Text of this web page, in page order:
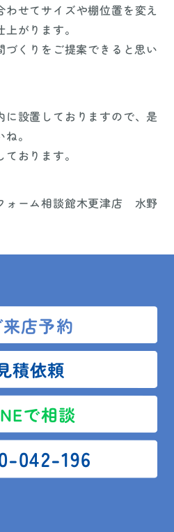
来店予約
積依頼
で相談
042-196
せてサイズや棚位置を変え
がります。
くりをご提案できると思い
設置しておりますので、是
。
おります。
ーム相談館木更津店 水野
キッチン
ノクト
津店
店
店
水回りリフォーム